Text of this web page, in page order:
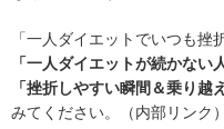
「一人ダイエットでいつも挫
「一人ダイエットが続かない
「挫折しやすい瞬間＆乗り越
みてください。（内部リンク）